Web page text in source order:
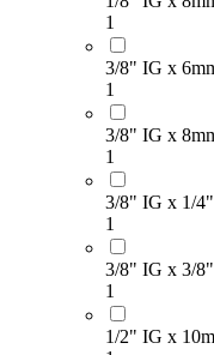
1
3/8" IG x
1
3/8" IG x
1
3/8" IG x 1/
1
3/8" IG x 3/
1
1/2" IG x